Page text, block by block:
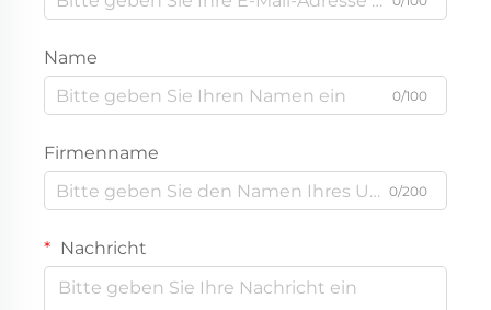
Name
0/100
Firmenname
0/200
Nachricht